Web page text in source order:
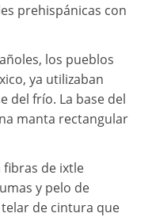
prehispánicas con
los pueblos
ya utilizaban
del frío. La base del
manta rectangular
fibras de ixtle
y pelo de
de cintura que